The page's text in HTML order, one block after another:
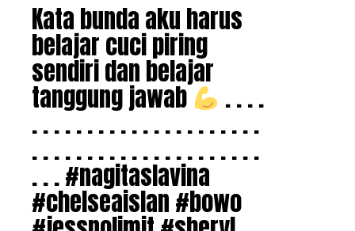
Kata bunda aku harus
belajar cuci piring
sendiri dan belajar
tanggung jawab . . . .
. . . . . . . . . . . . . . . . . . . . .
. . . . . . . . . . . . . . . . . . . . .
. . . #nagitaslavina
#chelseaislan #bowo